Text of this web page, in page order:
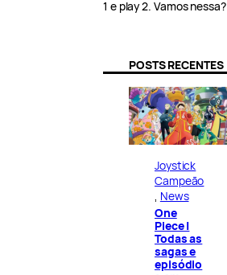
1 e play 2. Vamos nessa?
POSTS RECENTES
Joystick
Campeão
News
One
Piece |
Todas as
sagas e
episódio